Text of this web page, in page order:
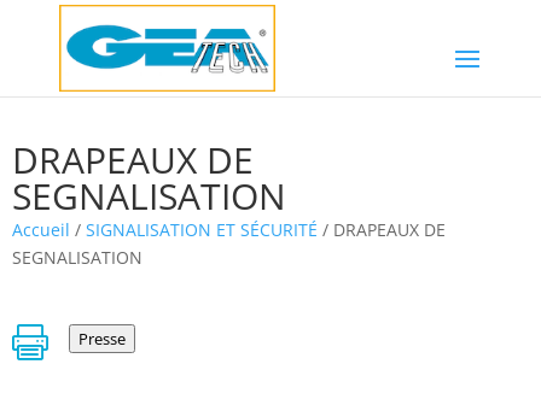
DRAPEAUX DE
SEGNALISATION
Accueil / SIGNALISATION ET SÉCURITÉ / DRAPEAUX DE
SEGNALISATION
 Presse